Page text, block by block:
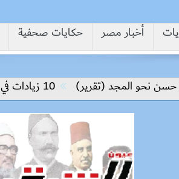
أخبار مصر حكايات صحفية
المجد (تقرير) 10 زيادات في 10 سنوات.. هل حان الوقت لرفع دعم البنزين نهائيا؟